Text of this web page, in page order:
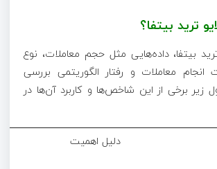
ترید بیتفا؟
بیتفا، داده‌هایی مثل حجم معاملات، نوع
معاملات و رفتار الگوریتمی بررسی
زیر برخی از این شاخص‌ها و کاربرد آن‌ها در
دلیل اهمیت